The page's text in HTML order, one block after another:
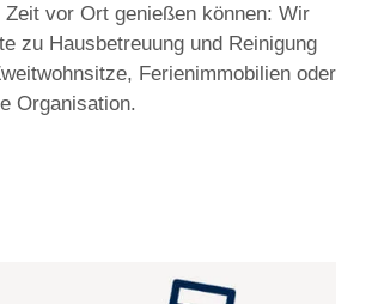
Zeit vor Ort genießen können: Wir
zu Hausbetreuung und Reinigung
Ferienimmobilien oder
Organisation.